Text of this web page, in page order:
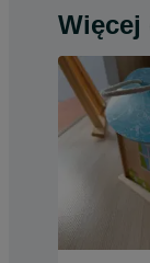
Więcej